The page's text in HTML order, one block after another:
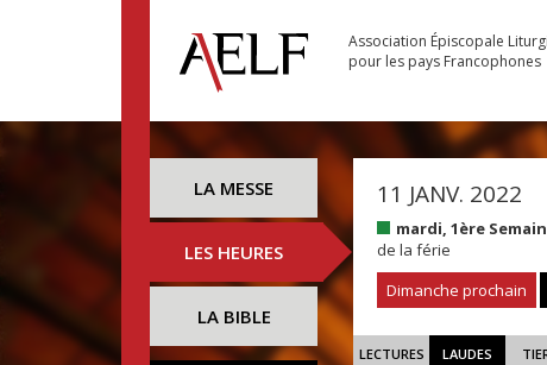
Association Épiscopale
pour les pays Francophones
LA MESSE
LES HEURES
LA BIBLE
11 JANV. 2022
mardi, 1ère
de la férie
Dimanche prochain
LECTURES LAUDES